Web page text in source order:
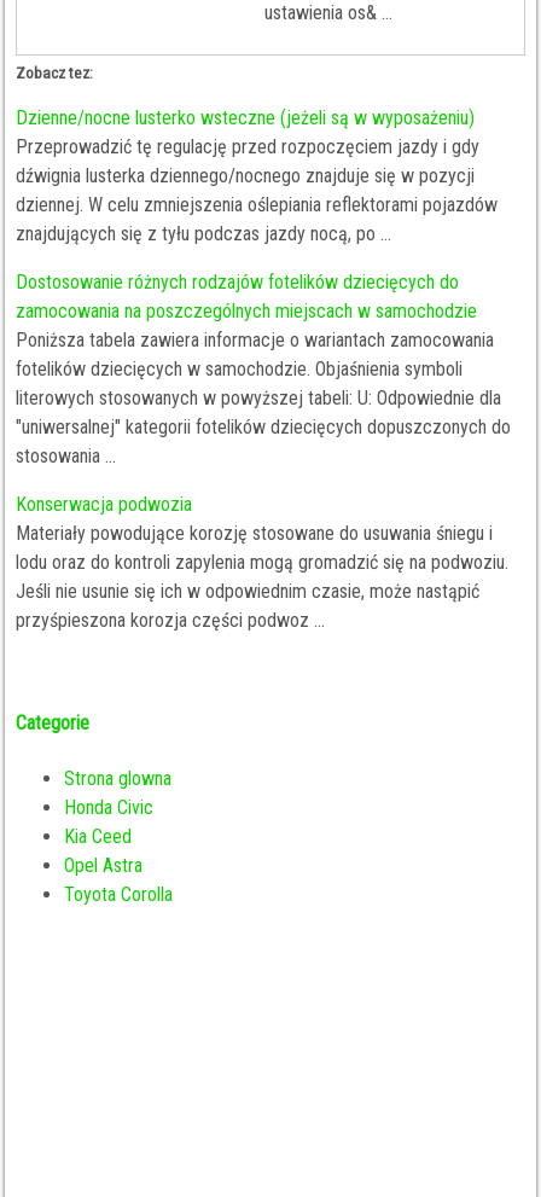
ustawienia os& ...
Zobacz tez:
Dzienne/nocne lusterko wsteczne (jeżeli są w wyposażeniu)
Przeprowadzić tę regulację przed rozpoczęciem jazdy i gdy
dźwignia lusterka dziennego/nocnego znajduje się w pozycji
dziennej. W celu zmniejszenia oślepiania reflektorami pojazdów
znajdujących się z tyłu podczas jazdy nocą, po ...
Dostosowanie różnych rodzajów fotelików dziecięcych do
zamocowania na poszczególnych miejscach w samochodzie
Poniższa tabela zawiera informacje o wariantach zamocowania
fotelików dziecięcych w samochodzie. Objaśnienia symboli
literowych stosowanych w powyższej tabeli: U: Odpowiednie dla
"uniwersalnej" kategorii fotelików dziecięcych dopuszczonych do
stosowania ...
Konserwacja podwozia
Materiały powodujące korozję stosowane do usuwania śniegu i
lodu oraz do kontroli zapylenia mogą gromadzić się na podwoziu.
Jeśli nie usunie się ich w odpowiednim czasie, może nastąpić
przyśpieszona korozja części podwoz ...
Categorie
Strona glowna
Honda Civic
Kia Ceed
Opel Astra
Toyota Corolla